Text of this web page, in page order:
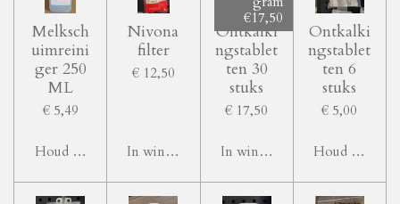
Melksch
uimreini
ger 250
ML
€ 5,49
Houd mij op de hoogte
Nivona
filter
€ 12,50
In winkelwagen
€17,50
Ontkalki
ngstablet
ten 30
stuks
€ 17,50
In winkelwagen
Ontkalki
ngstablet
ten 6
stuks
€ 5,00
Houd mij op